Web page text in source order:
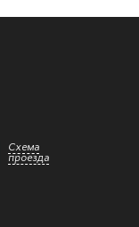
Схема
проезда